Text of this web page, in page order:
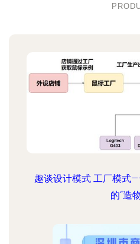
趣谈设计模式 工厂模式
的“造